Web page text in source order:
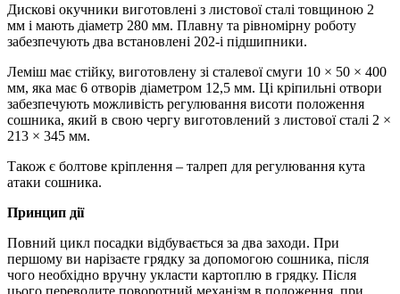
Дискові окучники виготовлені з листової сталі товщиною 2
мм і мають діаметр 280 мм. Плавну та рівномірну роботу
забезпечують два встановлені 202-і підшипники.
Леміш має стійку, виготовлену зі сталевої смуги 10 × 50 × 400
мм, яка має 6 отворів діаметром 12,5 мм. Ці кріпильні отвори
забезпечують можливість регулювання висоти положення
сошника, який в свою чергу виготовлений з листової сталі 2 ×
213 × 345 мм.
Також є болтове кріплення – талреп для регулювання кута
атаки сошника.
Принцип дії
Повний цикл посадки відбувається за два заходи. При
першому ви нарізаєте грядку за допомогою сошника, після
чого необхідно вручну укласти картоплю в грядку. Після
цього переводите поворотний механізм в положення, при